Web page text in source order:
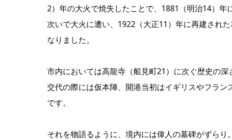
2）年の大火で焼失したことで、1881（明治14）
次いで大火に遭い、1922（大正11）年に再建され
なりました。
市内においては高龍寺（船見町21）に次ぐ歴史の
交代の際には仮本陣、開港当初はイギリスやフラ
です。
それを物語るように、境内には偉人の墓碑がずら